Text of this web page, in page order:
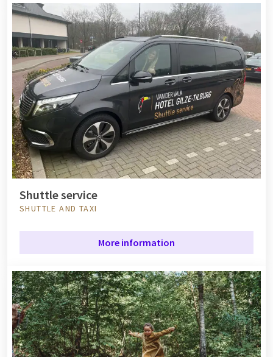
Shuttle service
SHUTTLE AND TAXI
More information